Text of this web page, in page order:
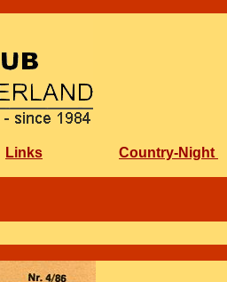
Links Country-Night